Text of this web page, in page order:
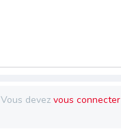
Vous devezvous connecter